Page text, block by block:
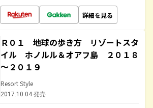
詳細を見る
Ｒ０１ 地球の歩き方 リゾートスタ
イル ホノルル＆オアフ島 ２０１８
～２０１９
Resort Style
2017.10.04 発売